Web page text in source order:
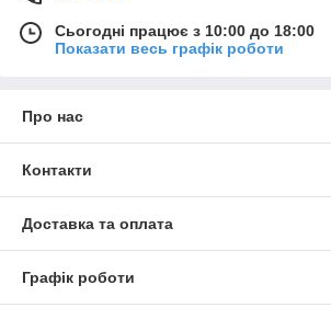
Сьогодні працює з 10:00 до 18:00
Показати весь графік роботи
Про нас
Контакти
Доставка та оплата
Графік роботи